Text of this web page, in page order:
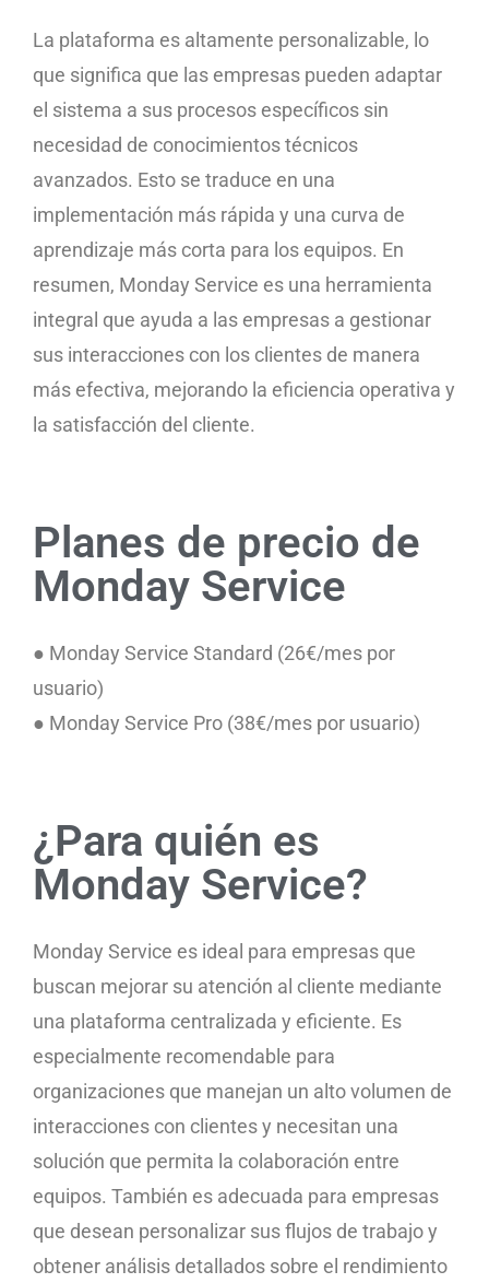
La plataforma es altamente personalizable, lo
que significa que las empresas pueden adaptar
el sistema a sus procesos específicos sin
necesidad de conocimientos técnicos
avanzados. Esto se traduce en una
implementación más rápida y una curva de
aprendizaje más corta para los equipos. En
resumen, Monday Service es una herramienta
integral que ayuda a las empresas a gestionar
sus interacciones con los clientes de manera
más efectiva, mejorando la eficiencia operativa y
la satisfacción del cliente.
Planes de precio de
Monday Service
● Monday Service Standard (26€/mes por
usuario)
● Monday Service Pro (38€/mes por usuario)
¿Para quién es
Monday Service?
Monday Service es ideal para empresas que
buscan mejorar su atención al cliente mediante
una plataforma centralizada y eficiente. Es
especialmente recomendable para
organizaciones que manejan un alto volumen de
interacciones con clientes y necesitan una
solución que permita la colaboración entre
equipos. También es adecuada para empresas
que desean personalizar sus flujos de trabajo y
obtener análisis detallados sobre el rendimiento